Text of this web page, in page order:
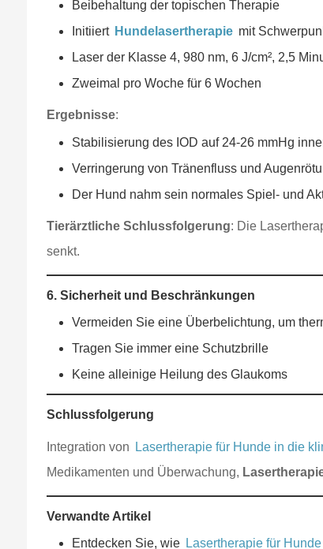
Beibehaltung der topischen Therapie
Initiiert Hundelasertherapie mit
Laser der Klasse 4, 980 nm, 6 J/cm², 2,5
Zweimal pro Woche für 6 Wochen
Ergebnisse:
Stabilisierung des IOD auf 24-26 mmHg
Verringerung von Tränenfluss und
Der Hund nahm sein normales Spiel- und
Tierärztliche Schlussfolgerung: Die
senkt.
6. Sicherheit und Beschränkungen
Vermeiden Sie eine Überbelichtung, um
Tragen Sie immer eine Schutzbrille
Keine alleinige Heilung des Glaukoms
Schlussfolgerung
Integration von Lasertherapie für Hunde in die
Medikamenten und Überwachung,
Verwandte Artikel
Entdecken Sie, wie Lasertherapie für Hunde